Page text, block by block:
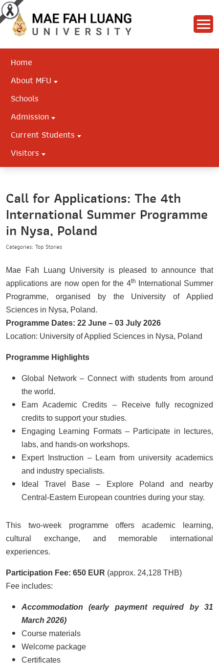
Home
About MFU
Schools
Admission
Current Students
Visitors
Call for Applications: The 4th
International Summer Programme
in Nysa, Poland
Categories: Top Stories
Mae Fah Luang University is pleased to announce that
applications are now open for the 4th
International Summer
Programme, organised by the University of Applied
Sciences in Nysa, Poland.
Programme Dates: 22 June – 03 July 2026
Location: University of Applied Sciences in Nysa, Poland
Programme Highlights
Global Network – Connect with students from around
the world.
Earn Academic Credits – Receive fully recognized
credits to support your studies.
Engaging Learning Formats – Participate in lectures,
labs, and hands-on workshops.
Expert Instruction – Learn from university academics
and industry specialists.
Ideal Travel Base – Explore Poland and nearby
Central-Eastern European countries during your stay.
This two-week programme offers academic learning,
cultural exchange, and memorable international
experiences.
Participation Fee: 650 EUR (approx. 24,128 THB)
Fee includes:
Accommodation (early payment required by 31
March 2026)
Course materials
Welcome package
Certificates